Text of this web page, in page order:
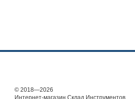
© 2018—2026
Интернет-магазин Склад Инструментов